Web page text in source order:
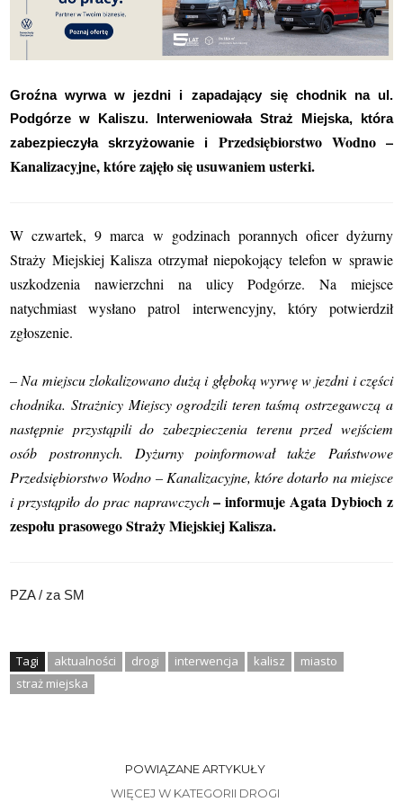
Groźna wyrwa w jezdni i zapadający się chodnik na ul.
Podgórze w Kaliszu. Interweniowała Straż Miejska, która
zabezpieczyła skrzyżowanie i Przedsiębiorstwo Wodno –
Kanalizacyjne, które zajęło się usuwaniem usterki.
W czwartek, 9 marca w godzinach porannych oficer dyżurny
Straży Miejskiej Kalisza otrzymał niepokojący telefon w sprawie
uszkodzenia nawierzchni na ulicy Podgórze. Na miejsce
natychmiast wysłano patrol interwencyjny, który potwierdził
zgłoszenie.
– Na miejscu zlokalizowano dużą i głęboką wyrwę w jezdni i części
chodnika. Strażnicy Miejscy ogrodzili teren taśmą ostrzegawczą a
następnie przystąpili do zabezpieczenia terenu przed wejściem
osób postronnych. Dyżurny poinformował także Państwowe
Przedsiębiorstwo Wodno – Kanalizacyjne, które dotarło na miejsce
i przystąpiło do prac naprawczych – informuje Agata Dybioch z
zespołu prasowego Straży Miejskiej Kalisza.
PZA / za SM
Tagi aktualności drogi interwencja kalisz
miasto
straż miejska
POWIĄZANE ARTYKUŁY
WIĘCEJ W KATEGORII DROGI